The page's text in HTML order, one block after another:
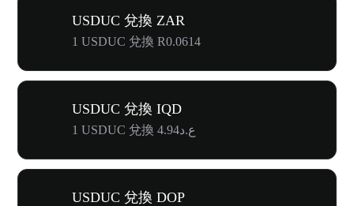
USDUC 兌換 ZAR
1 USDUC 兌換 R0.0614
USDUC 兌換 IQD
1 USDUC 兌換 ع.د4.94
USDUC 兌換 DOP